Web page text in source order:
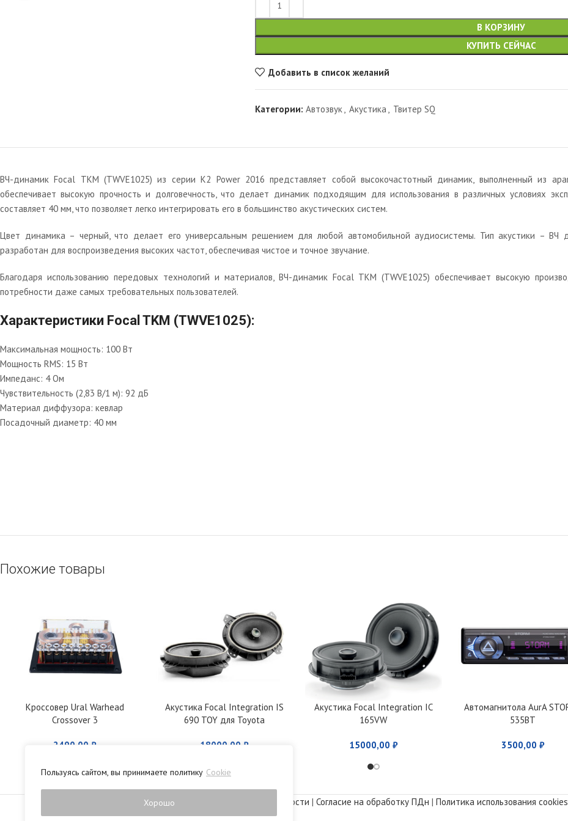
Пользуясь сайтом, вы принимаете политику Cookie
Хорошо
В КОРЗИНУ
КУПИТЬ СЕЙЧАС
Добавить в список желаний
Категории: Автозвук, Акустика , Твитер SQ
ВЧ-динамик Focal TKM (TWVE1025) из серии K2 Power 2016 представляет собой высокочастотный динамик, выполненный из
обеспечивает высокую прочность и долговечность, что делает динамик подходящим для использования в различных условиях
составляет 40 мм, что позволяет легко интегрировать его в большинство акустических систем.
Цвет динамика – черный, что делает его универсальным решением для любой автомобильной аудиосистемы. Тип акустики – ВЧ
разработан для воспроизведения высоких частот, обеспечивая чистое и точное звучание.
Благодаря использованию передовых технологий и материалов, ВЧ-динамик Focal TKM (TWVE1025) обеспечивает высокую
потребности даже самых требовательных пользователей.
Характеристики Focal TKM (TWVE1025):
Максимальная мощность: 100 Вт
Мощность RMS: 15 Вт
Импеданс: 4 Ом
Чувствительность (2,83 В/1 м): 92 дБ
Материал диффузора: кевлар
Посадочный диаметр: 40 мм
Похожие товары
Кроссовер Ural Warhead
Crossover 3
2490,00 ₽
Акустика Focal Integration IS
690 TOY для Toyota
18000,00 ₽
Акустика Focal Integration IC
165VW
15000,00 ₽
Автомагнитола AurA
535BT
3500,00 ₽
Политика конфиденциальности | Согласие на обработку ПДн | Политика использования cookies